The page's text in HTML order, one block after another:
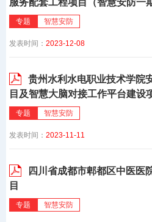
服务配套工程项目（智慧安防一
专题 智慧安防
发表时间： 2023-12-08
贵州水利水电职业技术学院
目及智慧大脑对接工作平台建设
专题 智慧安防
发表时间： 2023-11-11
四川省成都市郫都区中医医
目
专题 智慧安防